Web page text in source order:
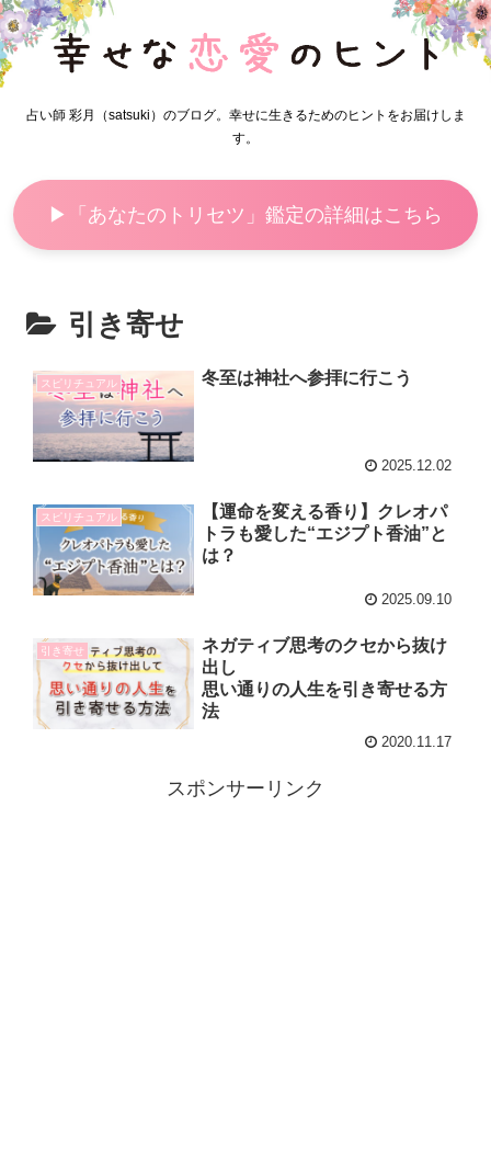
占い師 彩月（satsuki）のブログ。幸せに生きるためのヒントをお届けしま
す。
▶「あなたのトリセツ」鑑定の詳細はこちら
引き寄せ
スピリチュアル 冬至は神社へ参拝に行こう
2025.12.02
スピリチュアル
【運命を変える香り】クレオパ
トラも愛した“エジプト香油”と
は？
2025.09.10
引き寄せ
ネガティブ思考のクセから抜け
出し
思い通りの人生を引き寄せる方
法
2020.11.17
スポンサーリンク